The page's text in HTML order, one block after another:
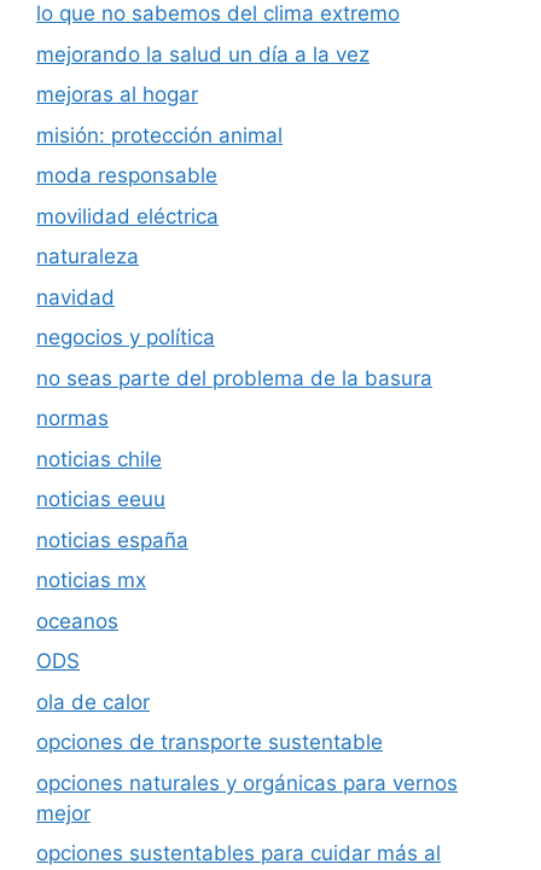
lo que no sabemos del clima extremo
mejorando la salud un día a la vez
mejoras al hogar
misión: protección animal
moda responsable
movilidad eléctrica
naturaleza
navidad
negocios y política
no seas parte del problema de la basura
normas
noticias chile
noticias eeuu
noticias españa
noticias mx
oceanos
ODS
ola de calor
opciones de transporte sustentable
opciones naturales y orgánicas para vernos
mejor
opciones sustentables para cuidar más al